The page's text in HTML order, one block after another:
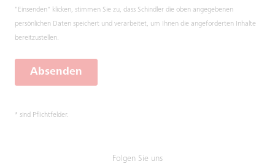
"Einsenden" klicken, stimmen Sie zu, dass Schindler die oben angegebenen
persönlichen Daten speichert und verarbeitet, um Ihnen die angeforderten Inhalte
bereitzustellen.
Absenden
* sind Pflichtfelder.
Folgen Sie uns